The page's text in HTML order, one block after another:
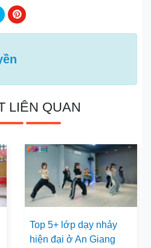
LIÊN QUAN
Top 5+ lớp dạy nhảy
hiện đại ở An Giang